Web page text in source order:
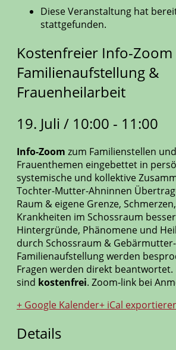
Diese Veranstaltung hat
stattgefunden.
Kostenfreier Info-Zoom
Familienaufstellung &
Frauenheilarbeit
19. Juli / 10:00 - 11:00
Info-Zoom zum Familienstellen
Frauenthemen eingebettet in
systemische und kollektive
Tochter-Mutter-Ahninnen
Raum & eigene Grenze,
Krankheiten im Schossraum
Hintergründe, Phänomene und
durch Schossraum &
Familienaufstellung werden
Fragen werden direkt beantwortet.
sind kostenfrei. Zoom-link bei
+ Google Kalender+ iCal
Details